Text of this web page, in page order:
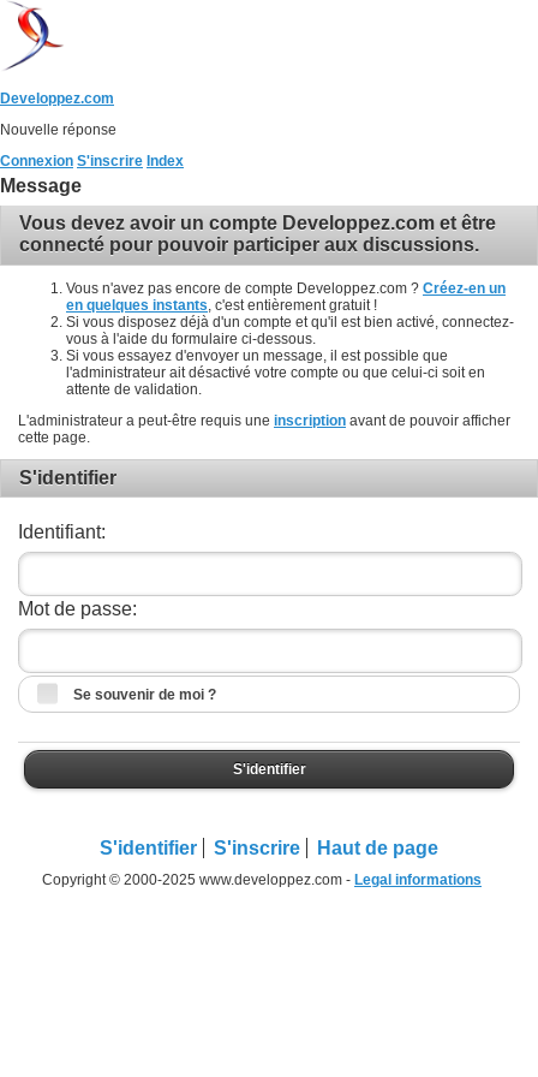
Developpez.com
Nouvelle réponse
Connexion S'inscrire Index
Message
Vous devez avoir un compte Developpez.com et être
connecté pour pouvoir participer aux discussions.
Vous n'avez pas encore de compte Developpez.com ? Créez-en un
en quelques instants , c'est entièrement gratuit !
Si vous disposez déjà d'un compte et qu'il est bien activé, connectez-
vous à l'aide du formulaire ci-dessous.
Si vous essayez d'envoyer un message, il est possible que
l'administrateur ait désactivé votre compte ou que celui-ci soit en
attente de validation.
L'administrateur a peut-être requis une inscription avant de pouvoir afficher
cette page.
S'identifier
Identifiant:
Mot de passe:
Se souvenir de moi ?
S'identifier
S'identifier S'inscrire Haut de page
Copyright © 2000-2025 www.developpez.com - Legal informations